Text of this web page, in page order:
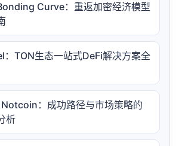
Curve：重返加密经济模型
：TON生态一站式DeFi解决方案全
：成功路径与市场策略的
析